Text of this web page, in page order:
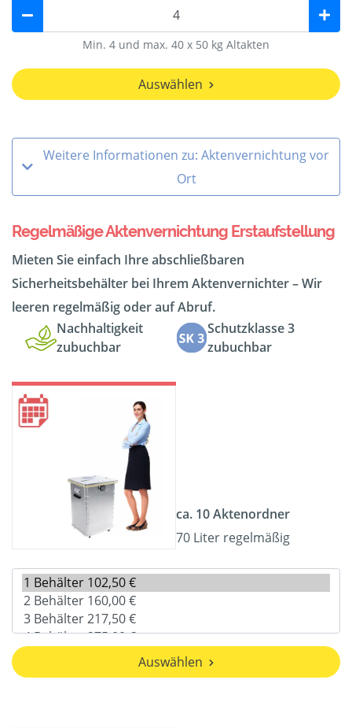
Min. 4 und max. 40 x 50 kg Altakten
Auswählen
Weitere Informationen zu: Aktenvernichtung vor
Ort
Regelmäßige Aktenvernichtung Erstaufstellung
Mieten Sie einfach Ihre abschließbaren
Sicherheitsbehälter bei Ihrem Aktenvernichter – Wir
leeren regelmäßig oder auf Abruf.
Nachhaltigkeit
zubuchbar
Schutzklasse 3
zubuchbar
ca. 10 Aktenordner
70 Liter regelmäßig
Auswählen